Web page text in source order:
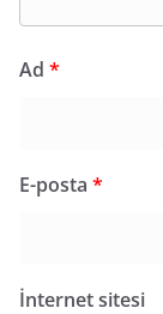
Ad *
E-posta *
İnternet sitesi